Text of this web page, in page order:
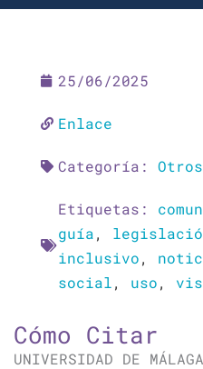
25/06/2025
Enlace
Categoría: Otros
Etiquetas:
guía,
inclusivo,
social, uso,
Cómo Citar
UNIVERSIDAD DE